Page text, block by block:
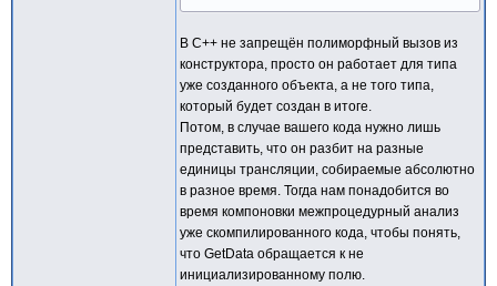
В C++ не запрещён полиморфный вызов из
конструктора, просто он работает для типа
уже созданного объекта, а не того типа,
который будет создан в итоге.
Потом, в случае вашего кода нужно лишь
представить, что он разбит на разные
единицы трансляции, собираемые абсолютно
в разное время. Тогда нам понадобится во
время компоновки межпроцедурный анализ
уже скомпилированного кода, чтобы понять,
что GetData обращается к не
инициализированному полю.